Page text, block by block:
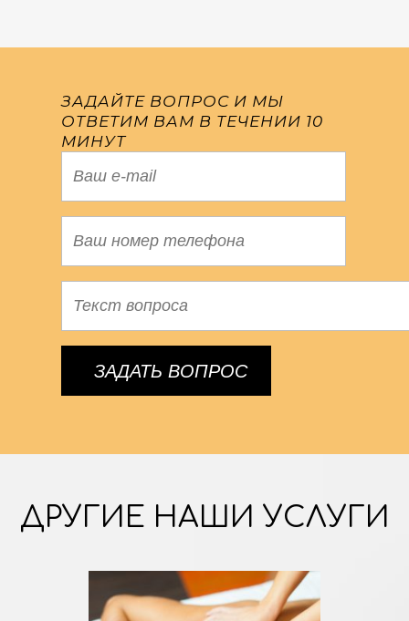
ЗАДАЙТЕ ВОПРОС И МЫ
ОТВЕТИМ ВАМ В ТЕЧЕНИИ 10
МИНУТ
ДРУГИЕ НАШИ УСЛУГИ